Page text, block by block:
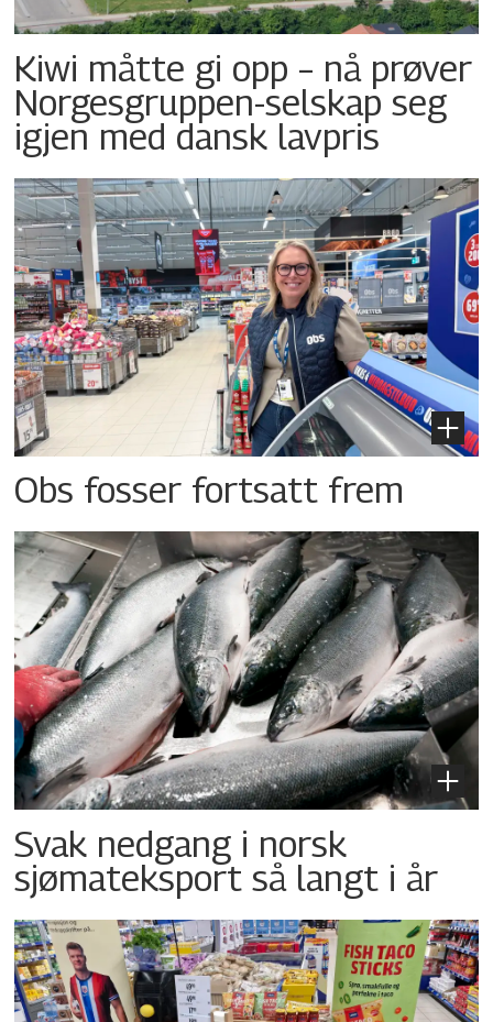
Kiwi måtte gi opp – nå prøver
Norgesgruppen-selskap seg
igjen med dansk lavpris
Obs fosser fortsatt frem
Svak nedgang i norsk
sjømateksport så langt i år